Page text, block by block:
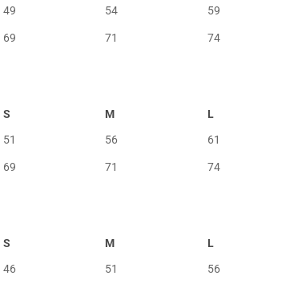
49 54 59
69 71 74
S M L
51 56 61
69 71 74
S M L
46 51 56